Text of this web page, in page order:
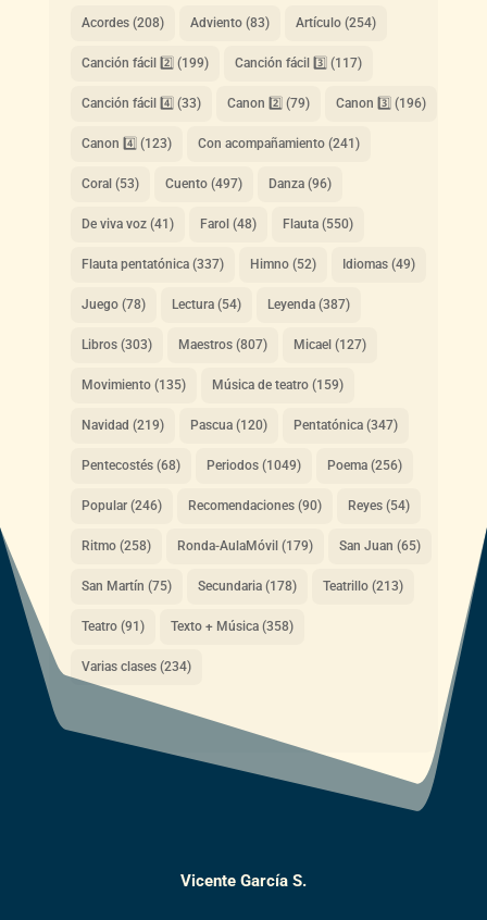
Acordes(208) Adviento(83) Artículo(254)
Canción fácil 2️⃣ (199) Canción fácil 3️⃣ (117)
Canción fácil 4️⃣ (33) Canon 2️⃣ (79) Canon 3️⃣ (196)
Canon 4️⃣ (123) Con acompañamiento(241)
Coral(53) Cuento(497) Danza(96)
De viva voz(41) Farol(48) Flauta(550)
Flauta pentatónica(337) Himno(52) Idiomas(49)
Juego(78) Lectura(54) Leyenda(387)
Libros(303) Maestros(807) Micael(127)
Movimiento(135) Música de teatro(159)
Navidad (219) Pascua(120) Pentatónica(347)
Pentecostés(68) Periodos(1049) Poema(256)
Popular(246) Recomendaciones(90) Reyes(54)
Ritmo(258) Ronda-AulaMóvil(179) San Juan (65)
San Martín (75) Secundaria(178) Teatrillo(213)
Teatro(91) Texto + Música(358)
Varias clases(234)
Vicente García S.